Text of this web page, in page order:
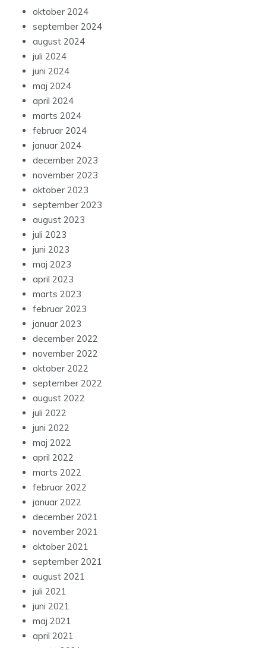
oktober 2024
september 2024
august 2024
juli 2024
juni 2024
maj 2024
april 2024
marts 2024
februar 2024
januar 2024
december 2023
november 2023
oktober 2023
september 2023
august 2023
juli 2023
juni 2023
maj 2023
april 2023
marts 2023
februar 2023
januar 2023
december 2022
november 2022
oktober 2022
september 2022
august 2022
juli 2022
juni 2022
maj 2022
april 2022
marts 2022
februar 2022
januar 2022
december 2021
november 2021
oktober 2021
september 2021
august 2021
juli 2021
juni 2021
maj 2021
april 2021